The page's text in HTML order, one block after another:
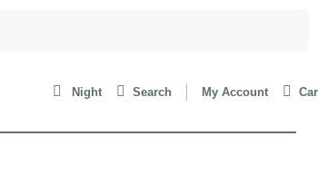
Night Search My Account